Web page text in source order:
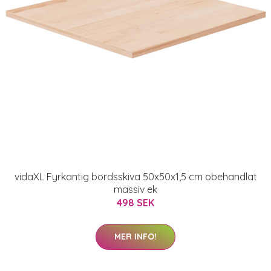
vidaXL Fyrkantig bordsskiva 50x50x1,5 cm obehandlat
massiv ek
498 SEK
MER INFO!